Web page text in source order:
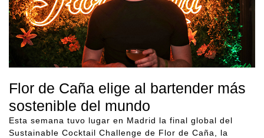
Flor de Caña elige al bartender más
sostenible del mundo
Esta semana tuvo lugar en Madrid la final global del
Sustainable Cocktail Challenge de Flor de Caña, la